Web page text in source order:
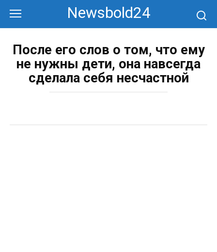
контенту
Newsbold24
После его слов о том, что ему
не нужны дети, она навсегда
сделала себя несчастной